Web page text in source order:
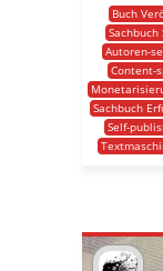
Buch
Sachbuch
Autoren-
Content-
Sachbuch
Self-